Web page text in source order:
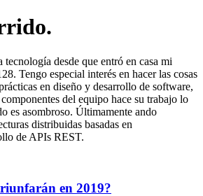
tecnología desde que entró en casa mi
Tengo especial interés en hacer las cosas
en diseño y desarrollo de software,
del equipo hace su trabajo lo
es asombroso. Últimamente ando
distribuidas basadas en
de APIs REST.
en 2019?